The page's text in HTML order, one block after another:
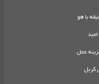
با هو
عمل
کربل